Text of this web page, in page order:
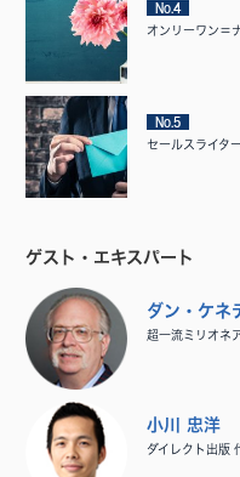
No.4
オンリーワン＝
No.5
セールスライタ
ゲスト・エキスパート
ダン・ケネ
超一流ミリオネ
小川 忠洋
ダイレクト出版